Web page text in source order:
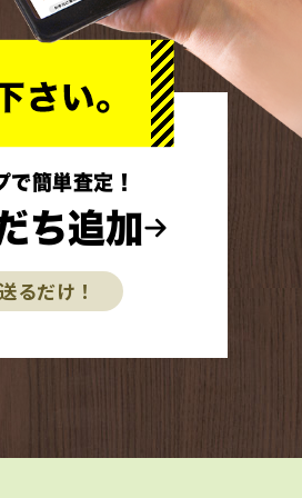
簡単査定！
ち追加
るだけ！